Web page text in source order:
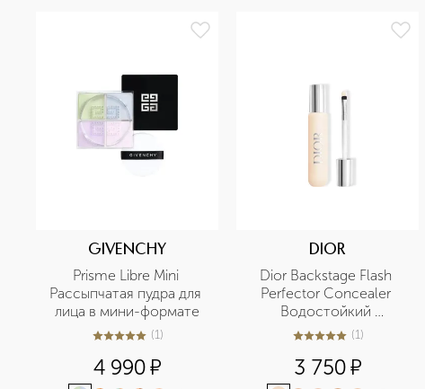
GIVENCHY
Prisme Libre Mini
Рассыпчатая пудра для
лица в мини-формате
5из 51 (1)
4 990¤
DIOR
Dior Backstage Flash
Perfector Concealer
Водостойкий
корректор для лица и
5из 51 (1)
3 750¤